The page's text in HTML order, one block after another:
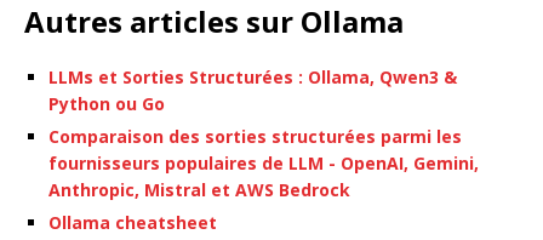
Autres articles sur Ollama
LLMs et Sorties Structurées : Ollama, Qwen3 &
Python ou Go
Comparaison des sorties structurées parmi les
fournisseurs populaires de LLM - OpenAI, Gemini,
Anthropic, Mistral et AWS Bedrock
Ollama cheatsheet